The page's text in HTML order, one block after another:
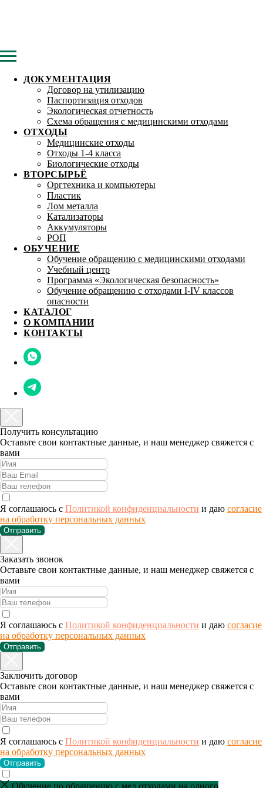
ДОКУМЕНТАЦИЯ
Договор на утилизацию
Паспортизация отходов
Экологическая отчетность
Схема обращения с медицинскими отходами
ОТХОДЫ
Медицинские отходы
Отходы 1-4 класса
Биологические отходы
ВТОРСЫРЬЁ
Оргтехника и компьютеры
Пластик
Лом металла
Катализаторы
Аккумуляторы
РОП
ОБУЧЕНИЕ
Обучение обращению с медицинскими отходами
Учебный центр
Программа «Экологическая безопасность»
Обучение обращению с отходами I-IV классов
опасности
КАТАЛОГ
О КОМПАНИИ
КОНТАКТЫ
Получить консультацию
Оставьте свои контактные данные, и наш менеджер свяжется с
вами
Я соглашаюсь с Политикой конфиденциальности и даю согласие
на обработку персональных данных
Отправить
Заказать звонок
Оставьте свои контактные данные, и наш менеджер свяжется с
вами
Я соглашаюсь с Политикой конфиденциальности и даю согласие
на обработку персональных данных
Отправить
Заключить договор
Оставьте свои контактные данные, и наш менеджер свяжется с
вами
Я соглашаюсь с Политикой конфиденциальности и даю согласие
на обработку персональных данных
Отправить
Обучение по обращению с мед.отходами на одного